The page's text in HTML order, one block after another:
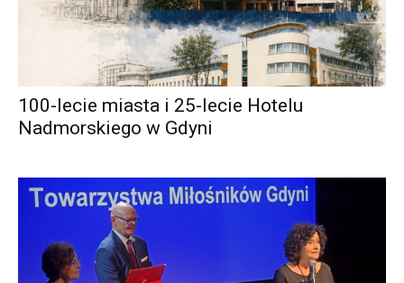
100-lecie miasta i 25-lecie Hotelu
Nadmorskiego w Gdyni